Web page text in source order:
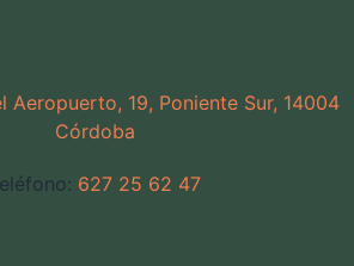
Aeropuerto, 19, Poniente Sur, 14004
Córdoba
627 25 62 47